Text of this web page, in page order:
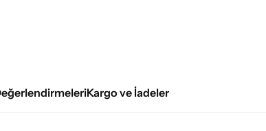
Kargo ve İadeler